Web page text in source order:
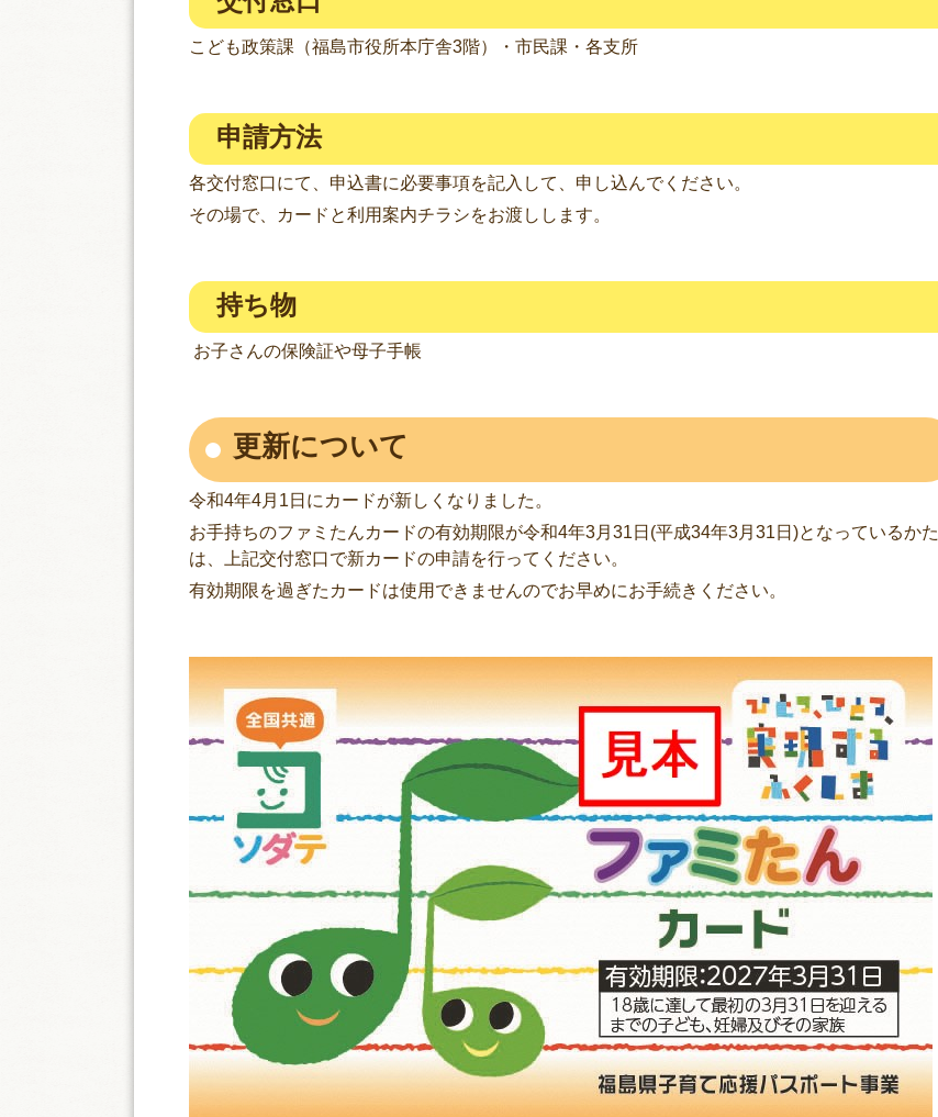
こども政策課（福島市役所本庁舎3階）・市民課・各支所
申請方法
各交付窓口にて、申込書に必要事項を記入して、申し込んでください。
その場で、カードと利用案内チラシをお渡しします。
持ち物
お子さんの保険証や母子手帳
更新について
令和4年4月1日にカードが新しくなりました。
お手持ちのファミたんカードの有効期限が令和4年3月31日(平成34年3月31日)となっているかた
は、上記交付窓口で新カードの申請を行ってください。
有効期限を過ぎたカードは使用できませんのでお早めにお手続きください。